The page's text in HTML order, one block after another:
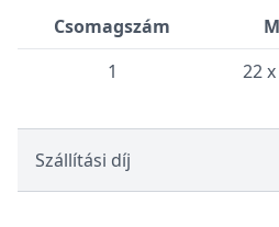
Csomagszám
1
22
Szállítási díj